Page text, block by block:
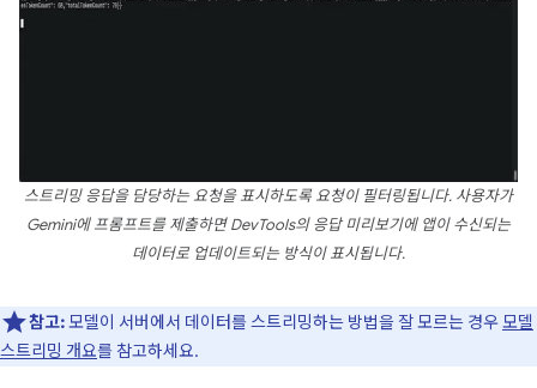
스트리밍 응답을 담당하는 요청을 표시하도록 요청이 필터링됩니다. 사용자가
Gemini에 프롬프트를 제출하면 DevTools의 응답 미리보기에 앱이 수신되는
데이터로 업데이트되는 방식이 표시됩니다.
참고:모델이 서버에서 데이터를 스트리밍하는 방법을 잘 모르는 경우모델
스트리밍 개요를 참고하세요.